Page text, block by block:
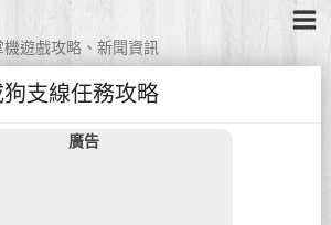
遊戲攻略、新聞資訊
支線任務攻略
廣告